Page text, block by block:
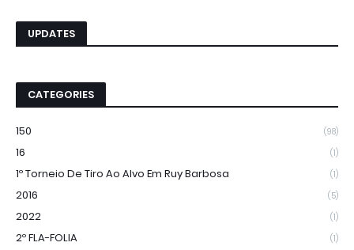
UPDATES
CATEGORIES
150 (98)
16 (1)
1º Torneio De Tiro Ao Alvo Em Ruy Barbosa (1)
2016 (5)
2022 (1)
2º FLA-FOLIA (1)